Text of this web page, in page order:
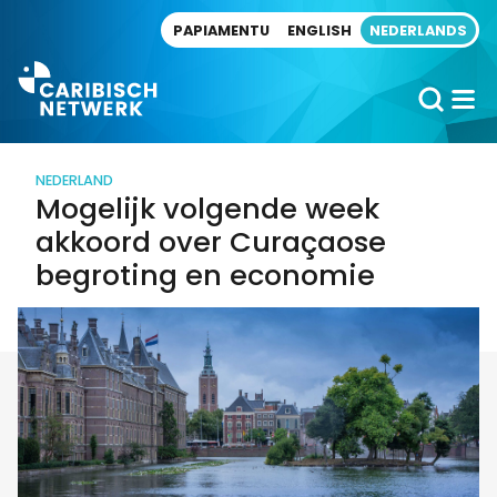
PAPIAMENTU ENGLISH NEDERLANDS
NEDERLAND
Mogelijk volgende week
akkoord over Curaçaose
begroting en economie